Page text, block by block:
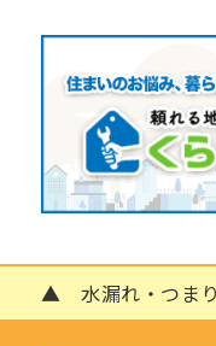
▲ 水漏れ・つまり